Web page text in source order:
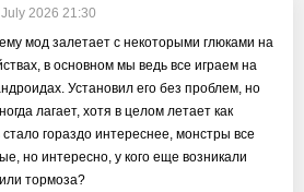
2026 21:30
мод залетает с некоторыми глюками на
в основном мы ведь все играем на
Установил его без проблем, но
лагает, хотя в целом летает как
гораздо интереснее, монстры все
но интересно, у кого еще возникали
тормоза?